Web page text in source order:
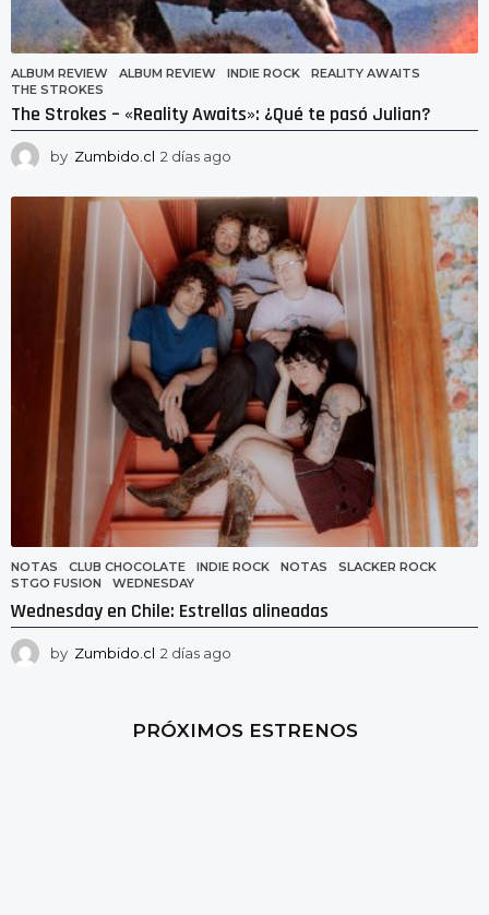
ALBUM REVIEW ALBUM REVIEW ,INDIE ROCK ,REALITY AWAITS
THE STROKES
The Strokes – «Reality Awaits»: ¿Qué te pasó Julian?
by Zumbido.cl 2 días ago
í
a
s
a
g
o
NOTAS CLUB CHOCOLATE ,INDIE ROCK ,NOTAS ,SLACKER ROCK
STGO FUSION
,WEDNESDAY
Wednesday en Chile: Estrellas alineadas
by Zumbido.cl 2 días ago
s
PRÓXIMOS ESTRENOS